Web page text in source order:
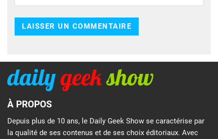
À PROPOS
Depuis plus de 10 ans, le Daily Geek Show se caractérise par
la qualité de ses contenus et de ses choix éditoriaux. Avec